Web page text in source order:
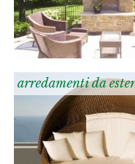
arredamenti da